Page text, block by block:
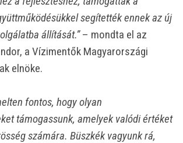
segítették ennek az új
állítását.”– mondta el az
a Vízimentők Magyarországi
elnöke.
fontos, hogy olyan
támogassunk, amelyek valódi értéket
számára. Büszkék vagyunk rá,